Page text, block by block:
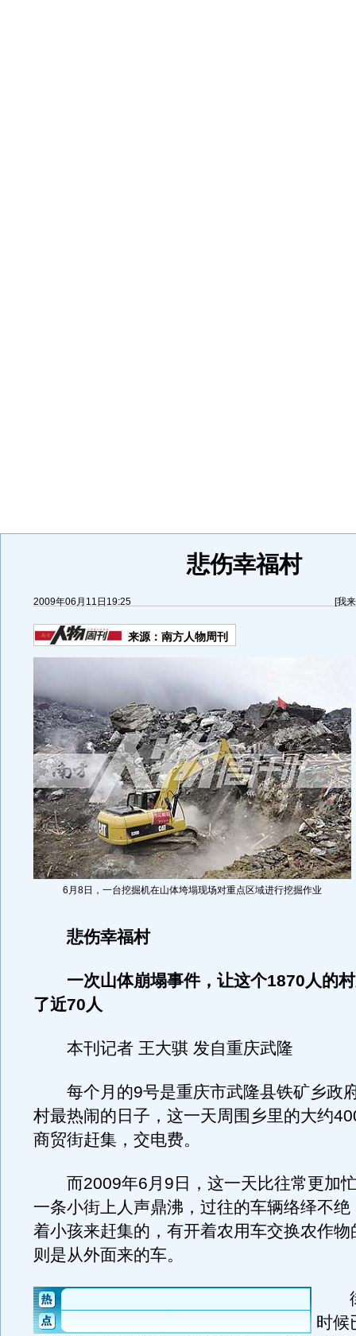
悲伤幸福村
2009年06月11日19:25 [我
来源： 南方人物周刊
6月8日，一台挖掘机在山体垮塌现场对重点区域进行挖掘作业
悲伤幸福村
一次山体崩塌事件，让这个1870人的村
了近70人
本刊记者 王大骐 发自重庆武隆
每个月的9号是重庆市武隆县铁矿乡政
村最热闹的日子，这一天周围乡里的大约
商贸街赶集，交电费。
而2009年6月9日，这一天比往常更加
一条小街上人声鼎沸，过往的车辆络绎不绝
着小孩来赶集的，有开着农用车交换农作物
则是从外面来的车。
街
时候